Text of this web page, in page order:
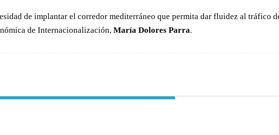
de implantar el corredor mediterráneo que permita dar fluidez al tráfico
de Internacionalización, María Dolores Parra.